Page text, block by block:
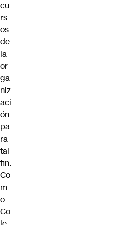
cu
rs
os
de
la
or
ga
niz
aci
ón
pa
ra
tal
fin.
Co
m
o
Co